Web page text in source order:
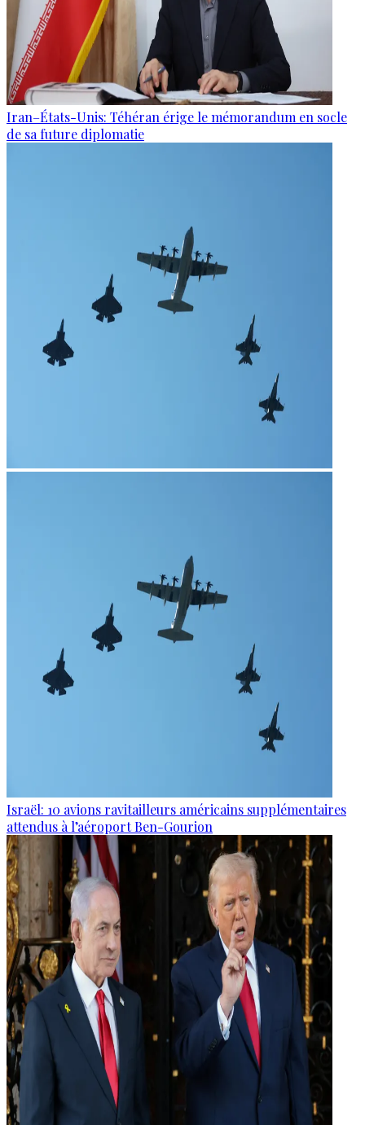
Iran–États-Unis: Téhéran érige le mémorandum en socle
de sa future diplomatie
Israël: 10 avions ravitailleurs américains supplémentaires
attendus à l’aéroport Ben-Gourion